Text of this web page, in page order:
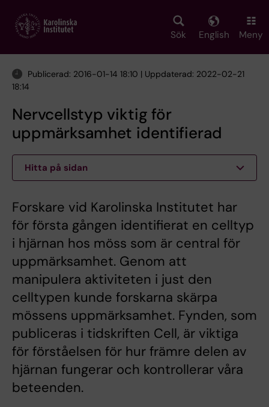
main
Sök English Meny
Publicerad: 2016-01-14 18:10 | Uppdaterad: 2022-02-21
18:14
Nervcellstyp viktig för
uppmärksamhet identifierad
Hitta på sidan
Forskare vid Karolinska Institutet har
för första gången identifierat en celltyp
i hjärnan hos möss som är central för
uppmärksamhet. Genom att
manipulera aktiviteten i just den
celltypen kunde forskarna skärpa
mössens uppmärksamhet. Fynden, som
publiceras i tidskriften Cell, är viktiga
för förståelsen för hur främre delen av
hjärnan fungerar och kontrollerar våra
beteenden.